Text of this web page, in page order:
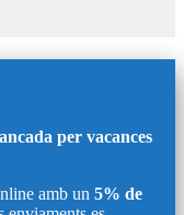
per vacances
amb un 5% de